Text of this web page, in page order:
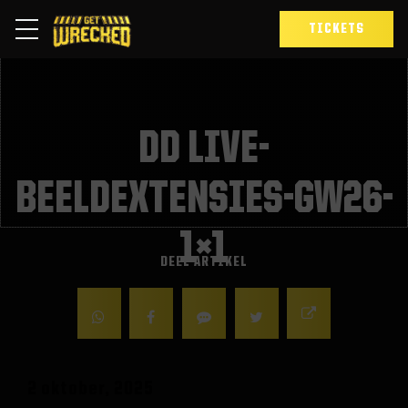
TICKETS
DD LIVE-
BEELDEXTENSIES-GW26-
1×1
DEEL ARTIKEL